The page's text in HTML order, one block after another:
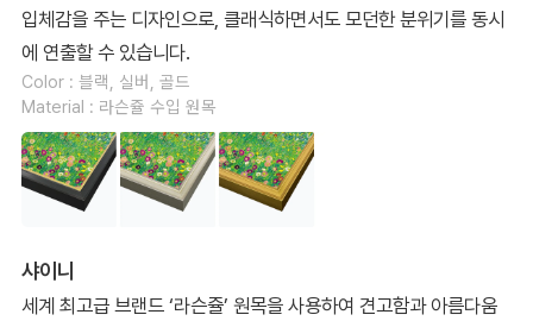
입체감을 주는 디자인으로, 클래식하면서도 모던한 분위기를 동시
에 연출할 수 있습니다.
Color : 블랙, 실버, 골드
Material : 라슨쥴 수입 원목
샤이니
세계 최고급 브랜드 ‘라슨쥴’ 원목을 사용하여 견고함과 아름다움